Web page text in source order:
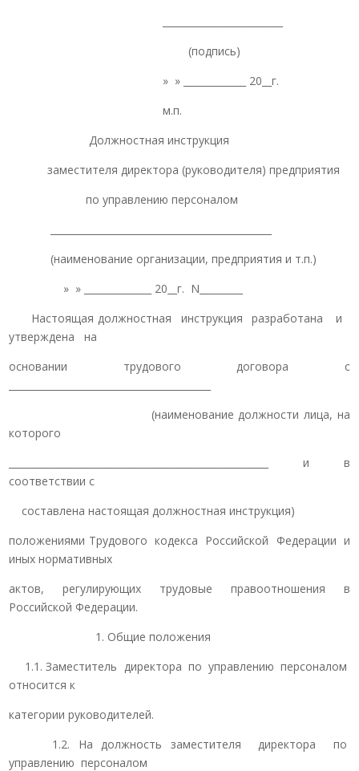
(подпись)
» » _____________ 20__г.
м.п.
Должностная инструкция
заместителя директора (руководителя) предприятия
по управлению персоналом
(наименование организации, предприятия и т.п.)
» » ______________ 20__г. N_________
Настоящая должностная инструкция разработана и
утверждена на
основании трудового договора с
(наименование должности лица, на
которого
______________________________________________________ и в
соответствии с
составлена настоящая должностная инструкция)
положениями Трудового кодекса Российской Федерации и
иных нормативных
актов, регулирующих трудовые правоотношения в
Российской Федерации.
1. Общие положения
1.1. Заместитель директора по управлению персоналом
относится к
категории руководителей.
1.2. На должность заместителя директора по
управлению персоналом